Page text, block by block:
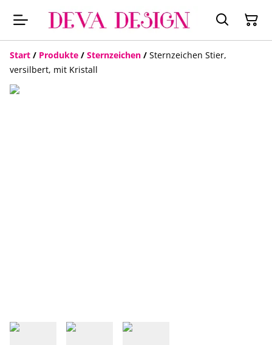
Start / Produkte / Sternzeichen / Sternzeichen Stier,
versilbert, mit Kristall